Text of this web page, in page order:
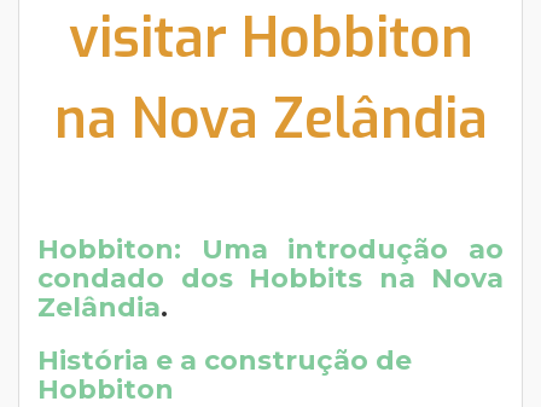
visitar Hobbiton
na Nova Zelândia
Hobbiton: Uma introdução ao
condado dos Hobbits na Nova
Zelândia.
História e a construção de
Hobbiton